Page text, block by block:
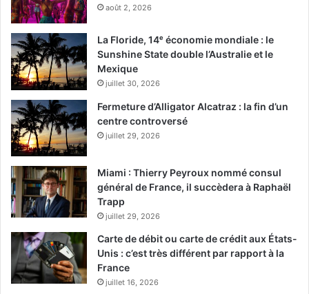
août 2, 2026
La Floride, 14ᵉ économie mondiale : le
Sunshine State double l’Australie et le
Mexique
juillet 30, 2026
Fermeture d’Alligator Alcatraz : la fin d’un
centre controversé
juillet 29, 2026
Miami : Thierry Peyroux nommé consul
général de France, il succèdera à Raphaël
Trapp
juillet 29, 2026
Carte de débit ou carte de crédit aux États-
Unis : c’est très différent par rapport à la
France
juillet 16, 2026